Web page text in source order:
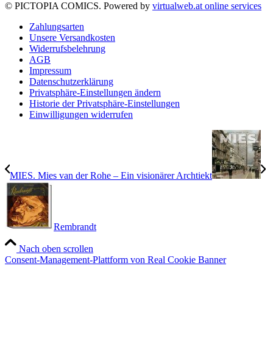
© PICTOPIA COMICS. Powered by virtualweb.at online services
Zahlungsarten
Unsere Versandkosten
Widerrufsbelehrung
AGB
Impressum
Datenschutzerklärung
Privatsphäre-Einstellungen ändern
Historie der Privatsphäre-Einstellungen
Einwilligungen widerrufen
MIES. Mies van der Rohe – Ein visionärer Archtiekt
Rembrandt
Nach oben scrollen
Consent-Management-Plattform von Real Cookie Banner